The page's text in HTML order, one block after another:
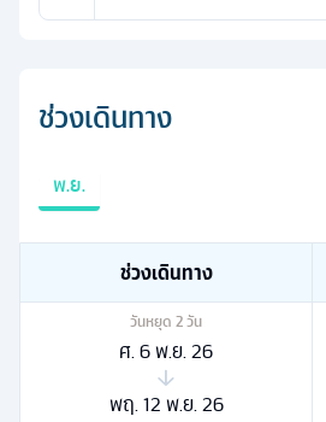
ช่วงเดินทาง
พ.ย.
ช่วงเดินทาง
วันหยุด 2วัน
ศ. 6 พ.ย. 26
พฤ. 12 พ.ย. 26